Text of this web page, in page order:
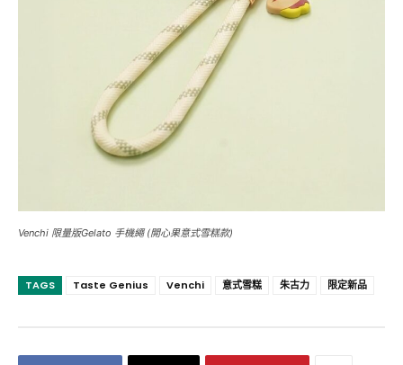
Venchi 限量版Gelato 手機繩 (開心果意式雪糕款)
TAGS Taste Genius Venchi 意式雪糕 朱古力 限定新品